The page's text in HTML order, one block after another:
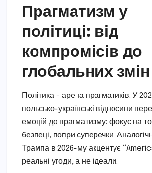
Прагматизм у
політиці: від
компромісів до
глобальних змін
Політика – арена прагматиків. У
польсько-українські відносини
емоцій до прагматизму: фокус на
безпеці, попри суперечки.
Трампа в 2026-му акцентує
реальні угоди, а не ідеали.